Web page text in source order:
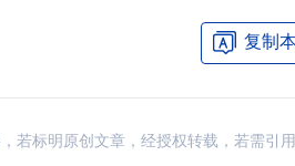
复制
若标明原创文章，经授权转载，若需引